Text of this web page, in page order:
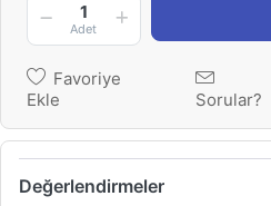
1
Adet
Favoriye
Ekle
Sorular?
Değerlendirmeler